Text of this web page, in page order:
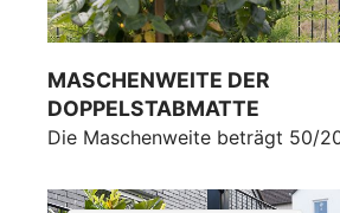
MASCHENWEITE DER
DOPPELSTABMATTE
Die Maschenweite beträgt 50/